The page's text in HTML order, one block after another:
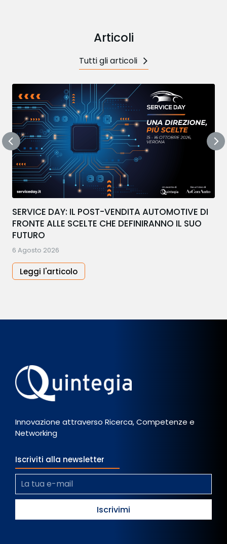
Articoli
Tutti gli articoli
SERVICE DAY: IL POST-VENDITA AUTOMOTIVE DI
FRONTE ALLE SCELTE CHE DEFINIRANNO IL SUO
FUTURO
6 Agosto 2026
Leggi l'articolo
Innovazione attraverso Ricerca, Competenze e
Networking
Iscriviti alla newsletter